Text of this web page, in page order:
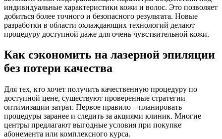
индивидуальные характеристики кожи и волос. Это позволяет
добиться более точного и безопасного результата. Новые
разработки в области охлаждающих технологий делают
процедуру доступной даже для очень чувствительной кожи.
Как сэкономить на лазерной эпиляции
без потери качества
Для тех, кто хочет получить качественную процедуру по
доступной цене, существуют проверенные стратегии
оптимизации затрат. Первое правило – планировать
процедуры заранее и следить за акциями клиник. Многие
центры предлагают выгодные условия при покупке
абонемента или комплексного курса.